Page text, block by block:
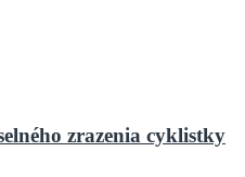
zrazenia cyklistky